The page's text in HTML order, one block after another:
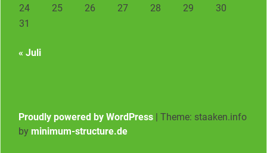
24
25 26 27 28 29
30
31
« Juli
Proudly powered by WordPress | Theme: staaken.info
by minimum-structure.de